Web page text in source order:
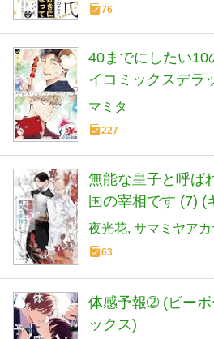
76
40までにしたい10
イコミックスデラ
マミタ
227
無能な皇子と呼ば
国の宰相です (7) (
夜光花 サマミヤアカ
63
体感予報➁ (ビーボ
ックス)